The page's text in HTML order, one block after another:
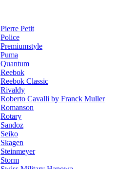
Pierre Petit
Police
Premiumstyle
Puma
Quantum
Reebok
Reebok Classic
Rivaldy
Roberto Cavalli by Franck Muller
Romanson
Rotary
Sandoz
Seiko
Skagen
Steinmeyer
Storm